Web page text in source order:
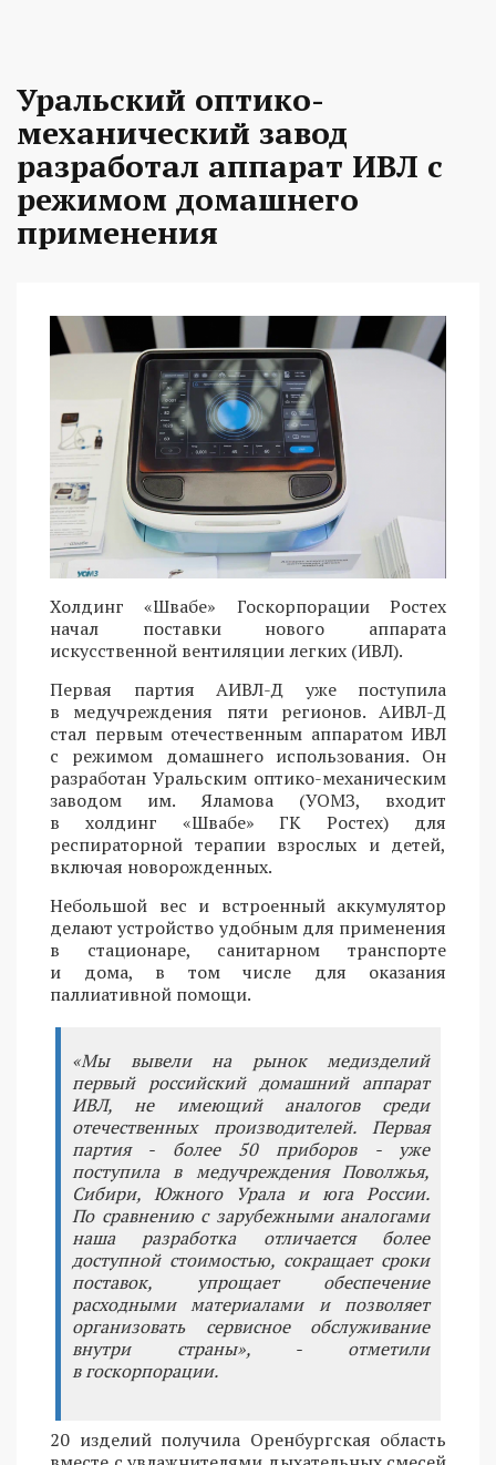
Уральский оптико-
механический завод
разработал аппарат ИВЛ с
режимом домашнего
применения
Холдинг «Швабе» Госкорпорации Ростех
начал поставки нового аппарата
искусственной вентиляции легких (ИВЛ).
Первая партия АИВЛ-Д уже поступила
в медучреждения пяти регионов. АИВЛ-Д
стал первым отечественным аппаратом ИВЛ
с режимом домашнего использования. Он
разработан Уральским оптико-механическим
заводом им. Яламова (УОМЗ, входит
в холдинг «Швабе» ГК Ростех) для
респираторной терапии взрослых и детей,
включая новорожденных.
Небольшой вес и встроенный аккумулятор
делают устройство удобным для применения
в стационаре, санитарном транспорте
и дома, в том числе для оказания
паллиативной помощи.
«Мы вывели на рынок медизделий
первый российский домашний аппарат
ИВЛ, не имеющий аналогов среди
отечественных производителей. Первая
партия - более 50 приборов - уже
поступила в медучреждения Поволжья,
Сибири, Южного Урала и юга России.
По сравнению с зарубежными аналогами
наша разработка отличается более
доступной стоимостью, сокращает сроки
поставок, упрощает обеспечение
расходными материалами и позволяет
организовать сервисное обслуживание
внутри страны», - отметили
в госкорпорации.
20 изделий получила Оренбургская область